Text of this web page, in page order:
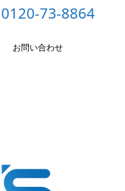
0120-73-8864
お問い合わせ